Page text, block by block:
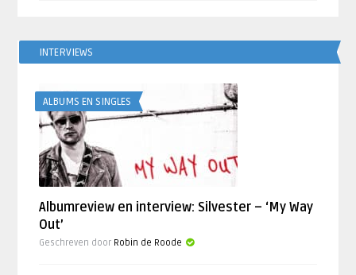
INTERVIEWS
ALBUMS EN SINGLES
Albumreview en interview: Silvester – ‘My Way
Out’
Geschreven door Robin de Roode